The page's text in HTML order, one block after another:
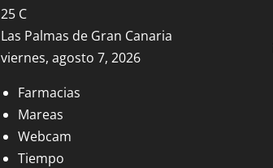
25 C
Las Palmas de Gran Canaria
viernes, agosto 7, 2026
Farmacias
Mareas
Webcam
Tiempo